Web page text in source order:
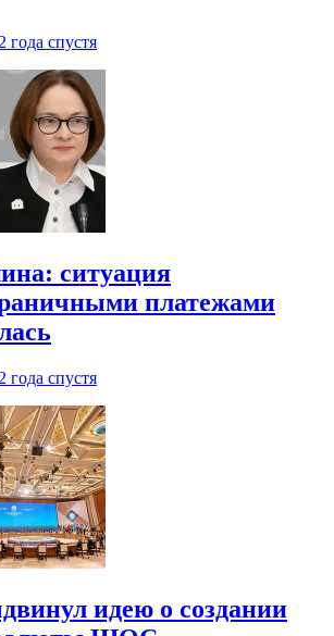
2 года спустя
ситуация
платежами
2 года спустя
идею о создании